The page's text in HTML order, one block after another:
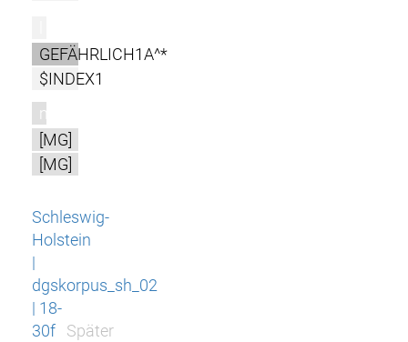
GEFÄHRLICH1A^*
$INDEX1
m
[MG]
[MG]
Schleswig-
Holstein
|
dgskorpus_sh_02
| 18-
30f
Später